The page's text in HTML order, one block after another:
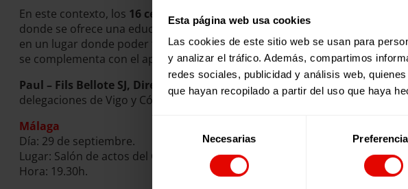
Esta página web usa cookies
Las cookies de este sitio web se usan para
y analizar el tráfico. Además, compartimos
redes sociales, publicidad y análisis web,
que hayan recopilado a partir del uso que haya
consentimiento
Necesarias
En este contexto, los 16 centros educativos de nuestra organización
donde se ofrece una educación de calidad, un entorno seguro para los
en un lugar donde poder tomar la única comida decente del día. En total,
se complementa con el apoyo constante de todo su entorno familiar.
Paul – Fils Bellote SJ, Director de Fe y Alegría Haitínos visita estos días
delegaciones de Vigo y Córdoba y visitará dos lugares más. Toma nota:
Málaga
Día: 29 de septiembre.
Lugar: Salón de actos del Centro Arrupe (Plaza de San Ignacio, 2).
Hora: 19.30h.